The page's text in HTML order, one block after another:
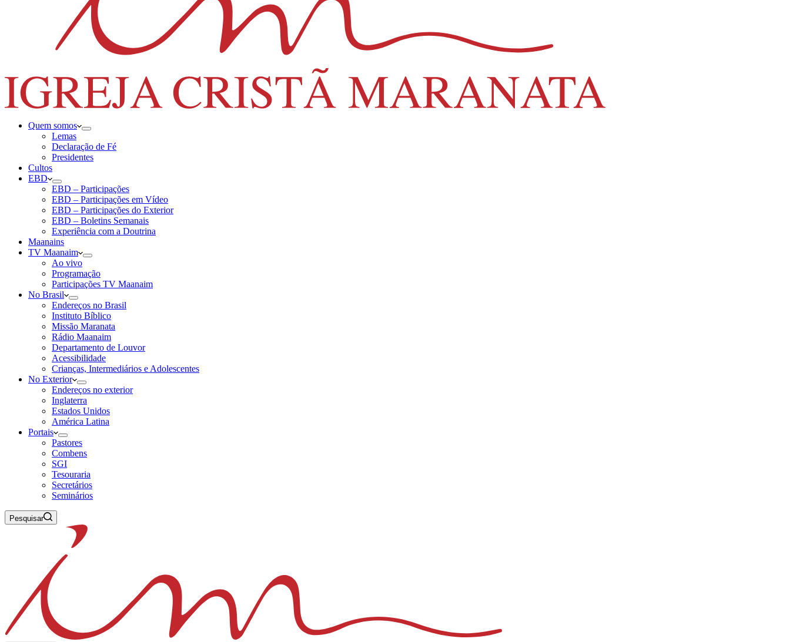
Quem somos
Lemas
Declaração de Fé
Presidentes
Cultos
EBD
EBD – Participações
EBD – Participações em Vídeo
EBD – Participações do Exterior
EBD – Boletins Semanais
Experiência com a Doutrina
Maanains
TV Maanaim
Ao vivo
Programação
Participações TV Maanaim
No Brasil
Endereços no Brasil
Instituto Bíblico
Missão Maranata
Rádio Maanaim
Departamento de Louvor
Acessibilidade
Crianças, Intermediários e Adolescentes
No Exterior
Endereços no exterior
Inglaterra
Estados Unidos
América Latina
Portais
Pastores
Combens
SGI
Tesouraria
Secretários
Seminários
Pesquisar